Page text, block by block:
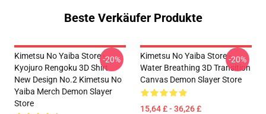
Beste Verkäufer Produkte
Kimetsu No Yaiba Store -
Kyojuro Rengoku 3D Shirt
New Design No.2 Kimetsu No
Yaiba Merch Demon Slayer
Store
-20%
Kimetsu No Yaiba Store -
Water Breathing 3D Transition
Canvas Demon Slayer Store
15,64 £ - 36,26 £
-20%